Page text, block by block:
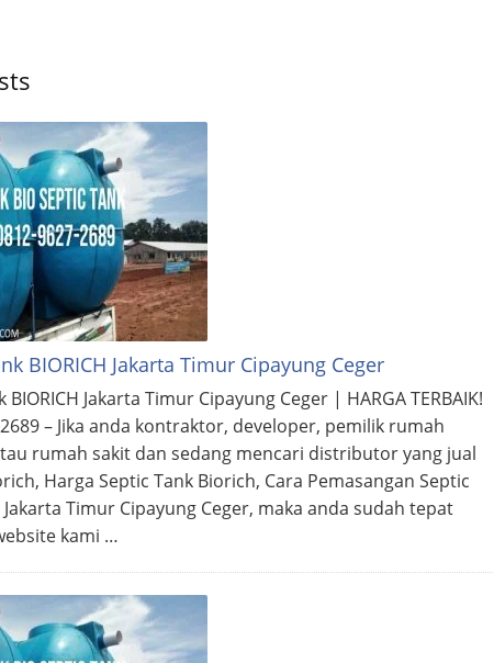
BIORICH Jakarta Timur Cipayung Ceger
BIORICH Jakarta Timur Cipayung Ceger | HARGA TERBAIK!
– Jika anda kontraktor, developer, pemilik rumah
rumah sakit dan sedang mencari distributor yang jual
Harga Septic Tank Biorich, Cara Pemasangan Septic
Timur Cipayung Ceger, maka anda sudah tepat
kami …